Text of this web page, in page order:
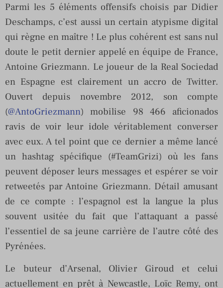
Parmi les 5 éléments offensifs choisis par Didier
Deschamps, c’est aussi un certain atypisme digital
qui règne en maître ! Le plus cohérent est sans nul
doute le petit dernier appelé en équipe de France,
Antoine Griezmann. Le joueur de la Real Sociedad
en Espagne est clairement un accro de Twitter.
Ouvert depuis novembre 2012, son compte
(@AntoGriezmann) mobilise 98 466 aficionados
ravis de voir leur idole véritablement converser
avec eux. A tel point que ce dernier a même lancé
un hashtag spécifique (#TeamGrizi) où les fans
peuvent déposer leurs messages et espérer se voir
retweetés par Antoine Griezmann. Détail amusant
de ce compte : l’espagnol est la langue la plus
souvent usitée du fait que l’attaquant a passé
l’essentiel de sa jeune carrière de l’autre côté des
Pyrénées.
Le buteur d’Arsenal, Olivier Giroud et celui
actuellement en prêt à Newcastle, Loïc Remy, ont